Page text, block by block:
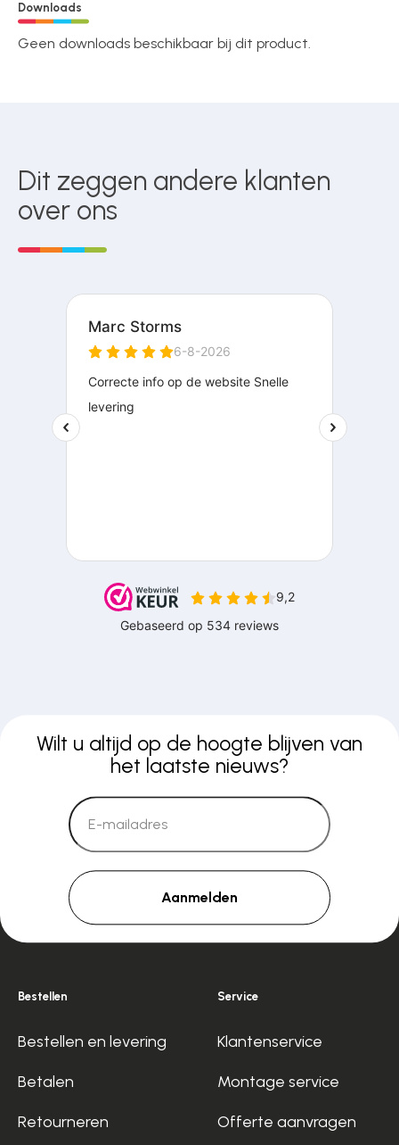
Downloads
Geen downloads beschikbaar bij dit product.
Dit zeggen andere klanten
over ons
Wilt u altijd op de hoogte blijven van
het laatste nieuws?
Aanmelden
Bestellen
Bestellen en levering
Betalen
Retourneren
Service
Klantenservice
Montage service
Offerte aanvragen